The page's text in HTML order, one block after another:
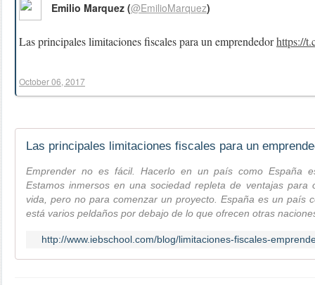
Las principales limitaciones fiscales para un emprendedorhttps://
Emilio Marquez (@EmilioMarquez)
October 06, 2017
Las principales limitaciones fiscales para un
Emprender no es fácil. Hacerlo en un país como España
Estamos inmersos en una sociedad repleta de ventajas para
vida, pero no para comenzar un proyecto. España es un país
está varios peldaños por debajo de lo que ofrecen otras
http://www.iebschool.com/blog/limitaciones-fiscales-